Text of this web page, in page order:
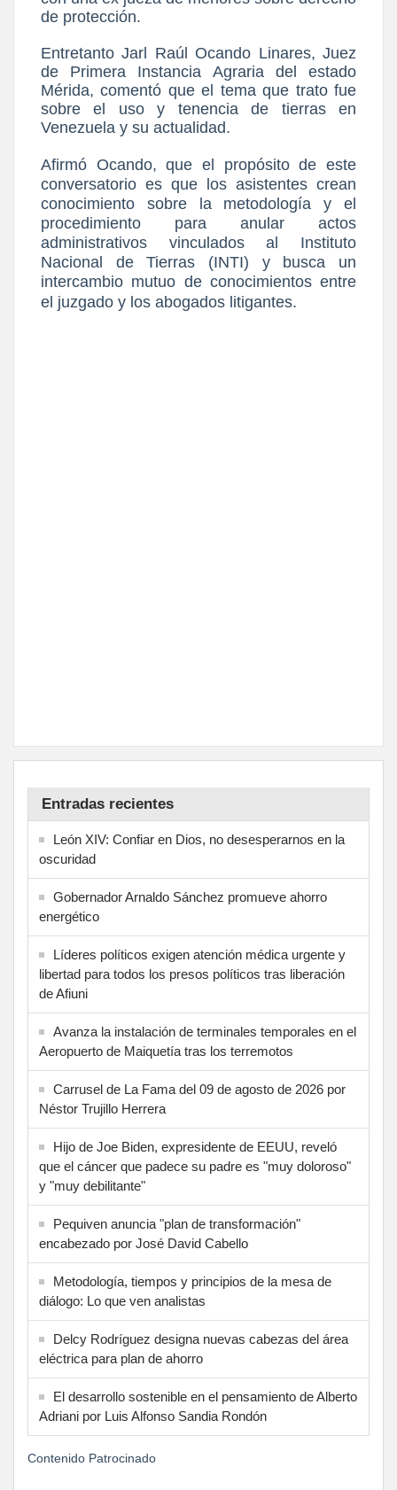
de protección.
Entretanto Jarl Raúl Ocando Linares, Juez
de Primera Instancia Agraria del estado
Mérida, comentó que el tema que trato fue
sobre el uso y tenencia de tierras en
Venezuela y su actualidad.
Afirmó Ocando, que el propósito de este
conversatorio es que los asistentes crean
conocimiento sobre la metodología y el
procedimiento para anular actos
administrativos vinculados al Instituto
Nacional de Tierras (INTI) y busca un
intercambio mutuo de conocimientos entre
el juzgado y los abogados litigantes.
Entradas recientes
León XIV: Confiar en Dios, no desesperarnos en la
oscuridad
Gobernador Arnaldo Sánchez promueve ahorro
energético
Líderes políticos exigen atención médica urgente y
libertad para todos los presos políticos tras liberación
de Afiuni
Avanza la instalación de terminales temporales en el
Aeropuerto de Maiquetía tras los terremotos
Carrusel de La Fama del 09 de agosto de 2026 por
Néstor Trujillo Herrera
Hijo de Joe Biden, expresidente de EEUU, reveló
que el cáncer que padece su padre es "muy doloroso"
y "muy debilitante"
Pequiven anuncia "plan de transformación"
encabezado por José David Cabello
Metodología, tiempos y principios de la mesa de
diálogo: Lo que ven analistas
Delcy Rodríguez designa nuevas cabezas del área
eléctrica para plan de ahorro
El desarrollo sostenible en el pensamiento de Alberto
Adriani por Luis Alfonso Sandia Rondón
Contenido Patrocinado